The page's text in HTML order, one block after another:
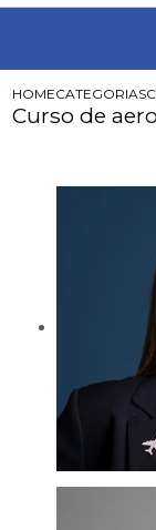
HOMECATEGORIAS
Curso de